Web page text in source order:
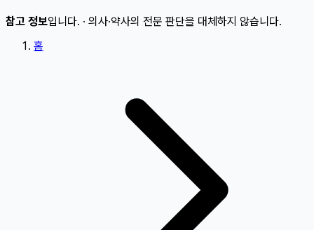
참고 정보입니다. · 의사·약사의 전문 판단을 대체하지 않습니다.
홈